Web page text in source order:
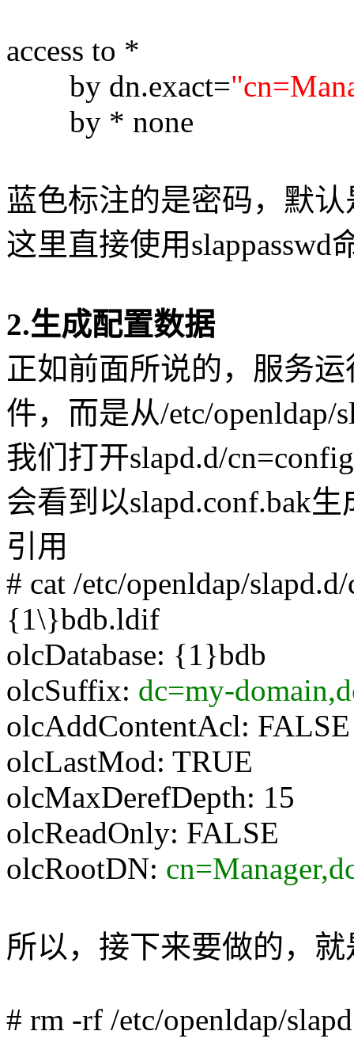
access to *
by dn.exact=
by * none
蓝色标注的是密码，默认
这里直接使用slappasswd
2.生成配置数据
正如前面所说的，服务
件，而是从/etc/
我们打开slapd.d/
会看到以slapd.conf.bak
引用
# cat /etc/openldap/
{1\}bdb.ldif
olcDatabase: {1}bdb
olcSuffix: dc=my-
olcAddContentAcl: FALSE
olcLastMod: TRUE
olcMaxDerefDepth: 15
olcReadOnly: FALSE
olcRootDN:
所以，接下来要做的，
# rm -rf /etc/openldap/